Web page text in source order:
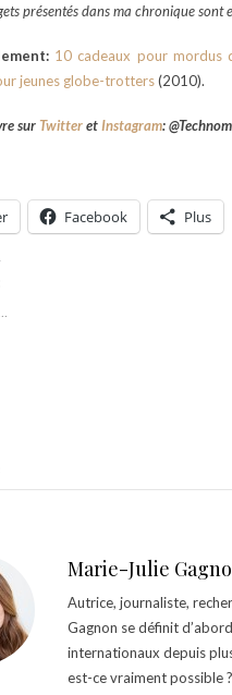
présentés dans ma chronique sont
10 cadeaux pour mordus
jeunes globe-trotters(2010).
sur TwitteretInstagram:
Facebook Plus
Marie-Julie
Autrice, journaliste,
Gagnon se définit
internationaux depuis
est-ce vraiment possible